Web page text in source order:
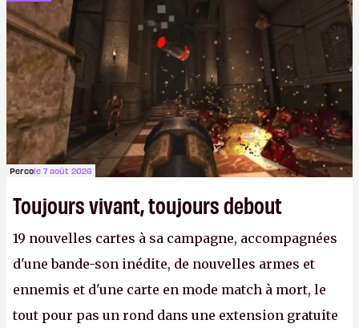
Percole 7 août 2026
Toujours vivant, toujours debout
19 nouvelles cartes à sa campagne, accompagnées
d'une bande-son inédite, de nouvelles armes et
ennemis et d'une carte en mode match à mort, le
tout pour pas un rond dans une extension gratuite